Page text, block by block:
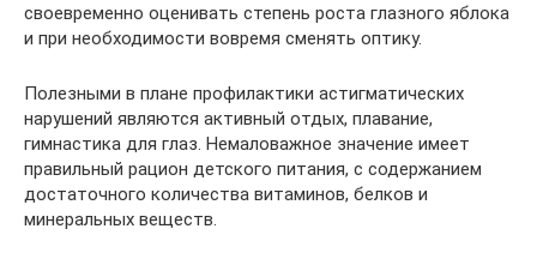
своевременно оценивать степень роста глазного яблока
и при необходимости вовремя сменять оптику.
Полезными в плане профилактики астигматических
нарушений являются активный отдых, плавание,
гимнастика для глаз. Немаловажное значение имеет
правильный рацион детского питания, с содержанием
достаточного количества витаминов, белков и
минеральных веществ.